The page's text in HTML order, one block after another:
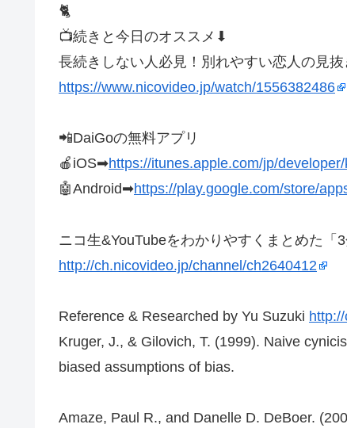
🐈
📺続きと今日のオススメ⬇︎
長続きしない人必見！別れやすい恋人の見抜
https://www.nicovideo.jp/watch/1556382486
📲DaiGoの無料アプリ
🍎iOS➡︎https://itunes.apple.com/jp/
🤖Android➡︎https://play.google.com/store/
ニコ生&YouTubeをわかりやすくまとめた
http://ch.nicovideo.jp/channel/ch2640412
Reference & Researched by Yu Suzuki
Kruger, J., & Gilovich, T. (1999). Naive
biased assumptions of bias.
Amaze, Paul R., and Danelle D. DeBoer.